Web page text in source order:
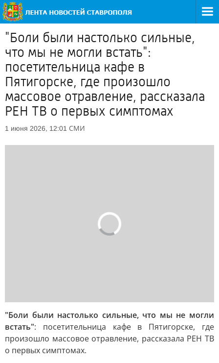
"Боли были настолько сильные,
что мы не могли встать":
посетительница кафе в
Пятигорске, где произошло
массовое отравление, рассказала
РЕН ТВ о первых симптомах
1 июня 2026, 12:01 СМИ
"Боли были настолько сильные, что мы не могли
встать": посетительница кафе в Пятигорске, где
произошло массовое отравление, рассказала РЕН ТВ
о первых симптомах.